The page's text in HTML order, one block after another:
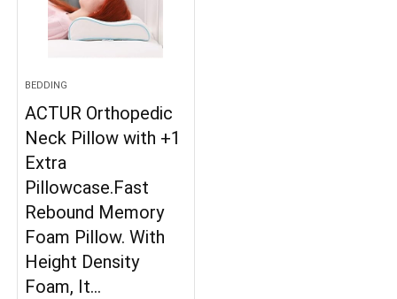
BEDDING
ACTUR Orthopedic
Neck Pillow with +1
Extra
Pillowcase.Fast
Rebound Memory
Foam Pillow. With
Height Density
Foam, It…